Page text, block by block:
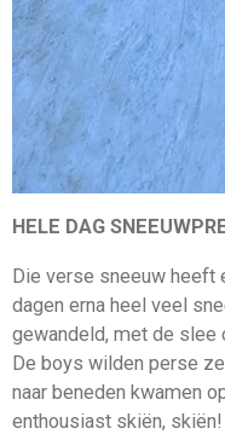
HELE DAG
Die verse sneeuw heeft
dagen erna heel veel
gewandeld, met de slee
De boys wilden perse
naar beneden kwamen
enthousiast skiën,